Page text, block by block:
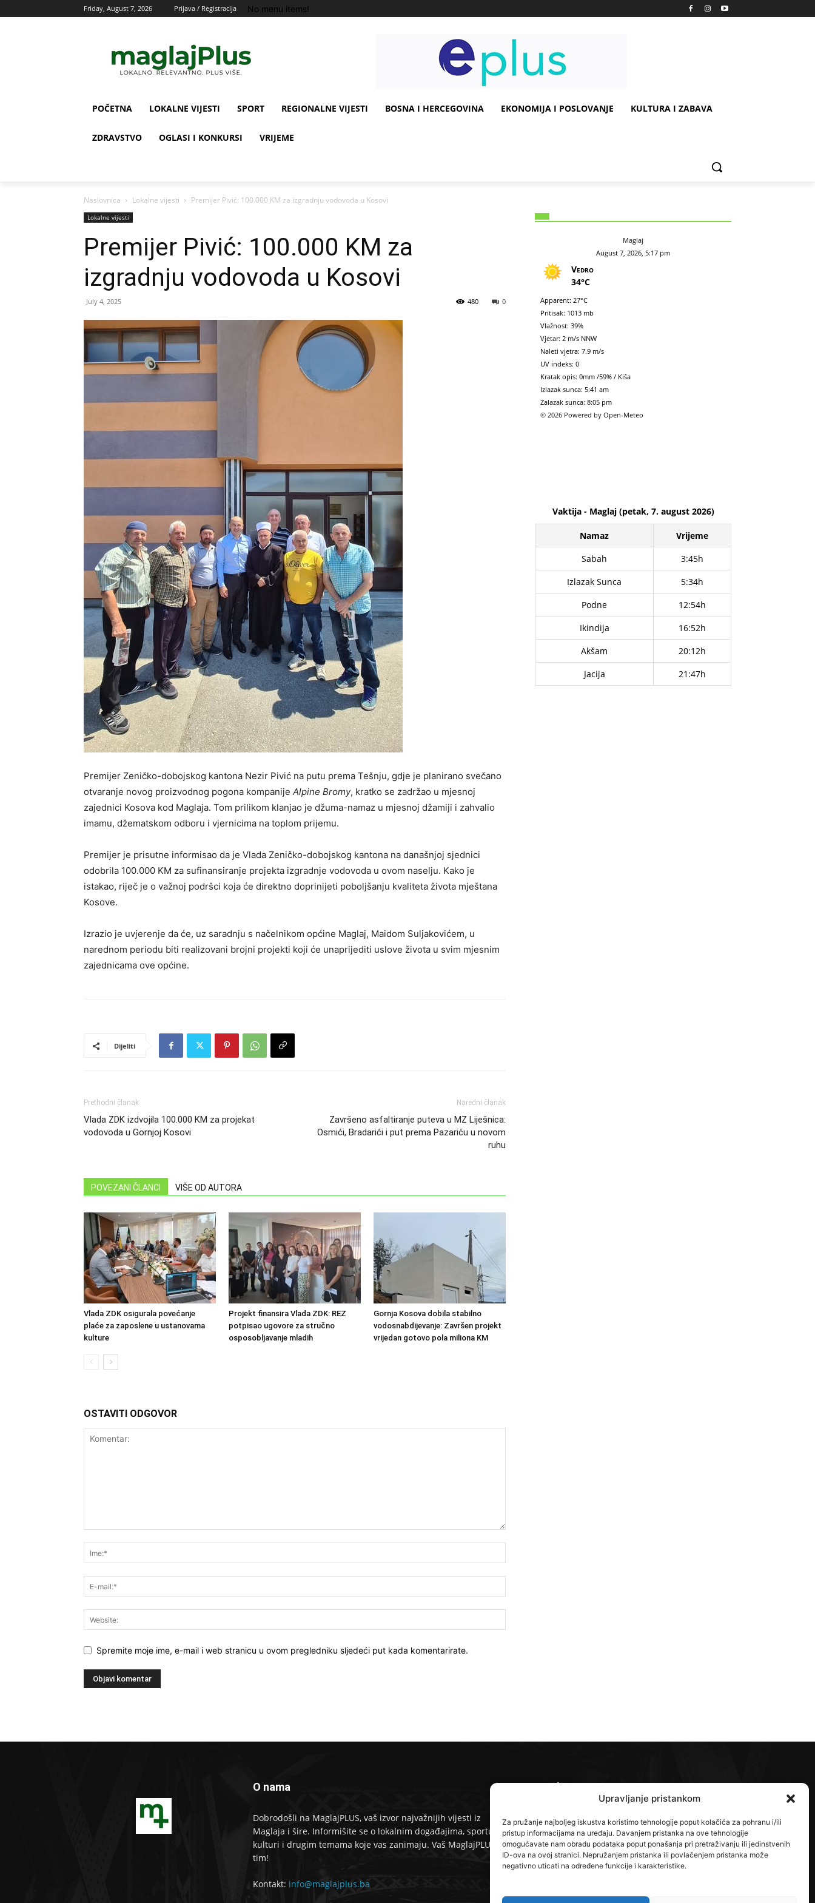
Upravljanje pristankom
Za pružanje najboljeg iskustva koristimo tehnologije poput kolačića za pohranu i/ili
pristup informacijama na uređaju. Davanjem pristanka na ove tehnologije
omogućavate nam obradu podataka poput ponašanja pri pretraživanju ili jedinstvenih
ID-ova na ovoj stranici. Nepružanjem pristanka ili povlačenjem pristanka može
negativno uticati na određene funkcije i karakteristike.
Friday, August 7, 2026 Prijava / Registracija No menu items!
POČETNA LOKALNE VIJESTI SPORT REGIONALNE VIJESTI BOSNA I HERCEGOVINA EKONOMIJA I POSLOVANJE KULTURA I ZABAVA
ZDRAVSTVO OGLASI I KONKURSI VRIJEME
Naslovnica Lokalne vijesti Premijer Pivić: 100.000 KM za izgradnju vodovoda u Kosovi
Lokalne vijesti
Premijer Pivić: 100.000 KM za
izgradnju vodovoda u Kosovi
July 4, 2025 0
480
Premijer Zeničko-dobojskog kantona Nezir Pivić na putu prema Tešnju, gdje je planirano svečano
otvaranje novog proizvodnog pogona kompanije Alpine Bromy, kratko se zadržao u mjesnoj
zajednici Kosova kod Maglaja. Tom prilikom klanjao je džuma-namaz u mjesnoj džamiji i zahvalio
imamu, džematskom odboru i vjernicima na toplom prijemu.
Premijer je prisutne informisao da je Vlada Zeničko-dobojskog kantona na današnjoj sjednici
odobrila 100.000 KM za sufinansiranje projekta izgradnje vodovoda u ovom naselju. Kako je
istakao, riječ je o važnoj podršci koja će direktno doprinijeti poboljšanju kvaliteta života mještana
Kosove.
Izrazio je uvjerenje da će, uz saradnju s načelnikom općine Maglaj, Maidom Suljakovićem, u
narednom periodu biti realizovani brojni projekti koji će unaprijediti uslove života u svim mjesnim
zajednicama ove općine.
Dijeliti
Prethodni članak
Vlada ZDK izdvojila 100.000 KM za projekat
vodovoda u Gornjoj Kosovi
Naredni članak
Završeno asfaltiranje puteva u MZ Liješnica:
Osmići, Bradarići i put prema Pazariću u novom
ruhu
POVEZANI ČLANCI VIŠE OD AUTORA
Vlada ZDK osigurala povećanje
plaće za zaposlene u ustanovama
kulture
Projekt finansira Vlada ZDK: REZ
potpisao ugovore za stručno
osposobljavanje mladih
Gornja Kosova dobila stabilno
vodosnabdijevanje: Završen projekt
vrijedan gotovo pola miliona KM
OSTAVITI ODGOVOR
Spremite moje ime, e-mail i web stranicu u ovom pregledniku sljedeći put kada komentarirate.
Maglaj
August 7, 2026, 5:17 pm
Vedro
34°C
Apparent: 27°C
Pritisak: 1013 mb
Vlažnost: 39%
Vjetar: 2 m/s NNW
Naleti vjetra: 7.9 m/s
UV indeks: 0
Kratak opis: 0mm /59% / Kiša
Izlazak sunca: 5:41 am
Zalazak sunca: 8:05 pm
© 2026 Powered by Open-Meteo
Vaktija - Maglaj (petak, 7. august 2026)
Namaz
Vrijeme
Sabah
3:45h
Izlazak Sunca
5:34h
Podne
12:54h
Ikindija
16:52h
Akšam
20:12h
Jacija
21:47h
O nama
Dobrodošli na MaglajPLUS, vaš izvor najvažnijih vijesti iz
Maglaja i šire. Informišite se o lokalnim događajima, sportu,
kulturi i drugim temama koje vas zanimaju. Vaš MaglajPLUS
tim!
Kontakt: info@maglajplus.ba
Pratite nas na